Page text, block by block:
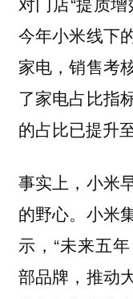
今年小米线下
家电，销售考
了家电占比指
的占比已提升
事实上，小米
的野心。小米
示，“未来五
部品牌，推动